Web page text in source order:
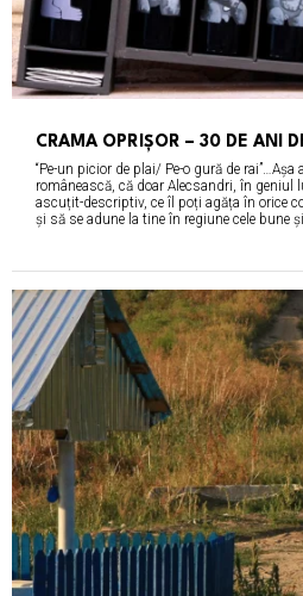
CRAMA OPRIȘOR – 30 DE ANI
“Pe-un picior de plai/ Pe-o gură de
românească, că doar Alecsandri, în geniul
ascuțit-descriptiv, ce îl poți agăța în orice
și să se adune la tine în regiune cele bune și